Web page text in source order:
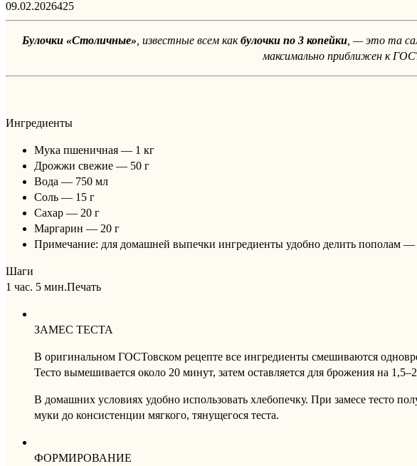
09.02.2026425
Булочки «Столичные» , известные всем какбулочки по 3 копейки, — это та
максимально приближен к
Ингредиенты
Мука пшеничная — 1 кг
Дрожжи свежие — 50 г
Вода — 750 мл
Соль — 15 г
Сахар — 20 г
Маргарин — 20 г
Примечание: для домашней выпечки ингредиенты удобно делить пополам —
Шаги
1 час. 5 мин.Печать
ЗАМЕС ТЕСТА
В оригинальном ГОСТовском рецепте все ингредиенты смешиваются
Тесто вымешивается около 20 минут, затем оставляется для брожения на
В домашних условиях удобно использовать хлебопечку. При замесе тесто
муки до консистенции мягкого, тянущегося теста.
ФОРМИРОВАНИЕ